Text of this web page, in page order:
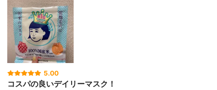
5.00
コスパの良いデイリーマスク！